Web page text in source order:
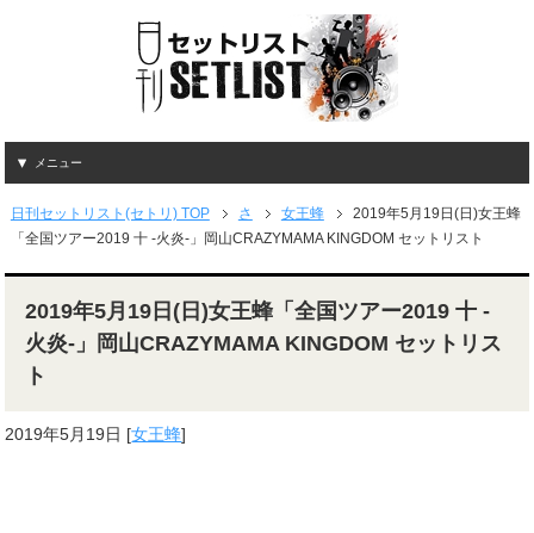
メニュー
日刊セットリスト(セトリ) TOP さ 女王蜂
2019年5月19日(日)女王蜂
「全国ツアー2019 十 -火炎-」岡山CRAZYMAMA KINGDOM セットリスト
2019年5月19日(日)女王蜂「全国ツアー2019 十 -
火炎-」岡山CRAZYMAMA KINGDOM セットリス
ト
2019年5月19日 [女王蜂]